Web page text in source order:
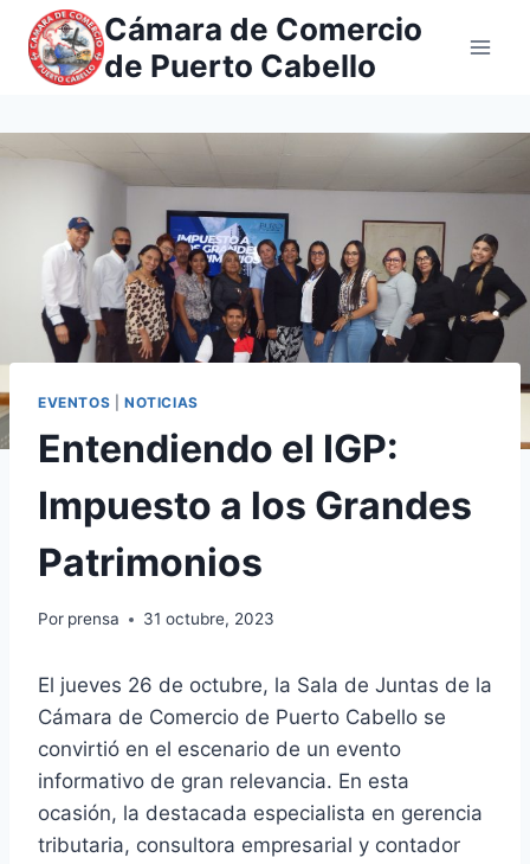
Saltar
contenido
Cámara de Comercio
de Puerto Cabello
EVENTOS NOTICIAS
Entendiendo el IGP:
Impuesto a los Grandes
Patrimonios
Por prensa 31 octubre, 2023
El jueves 26 de octubre, la Sala de Juntas de la
Cámara de Comercio de Puerto Cabello se
convirtió en el escenario de un evento
informativo de gran relevancia. En esta
ocasión, la destacada especialista en gerencia
tributaria, consultora empresarial y contador